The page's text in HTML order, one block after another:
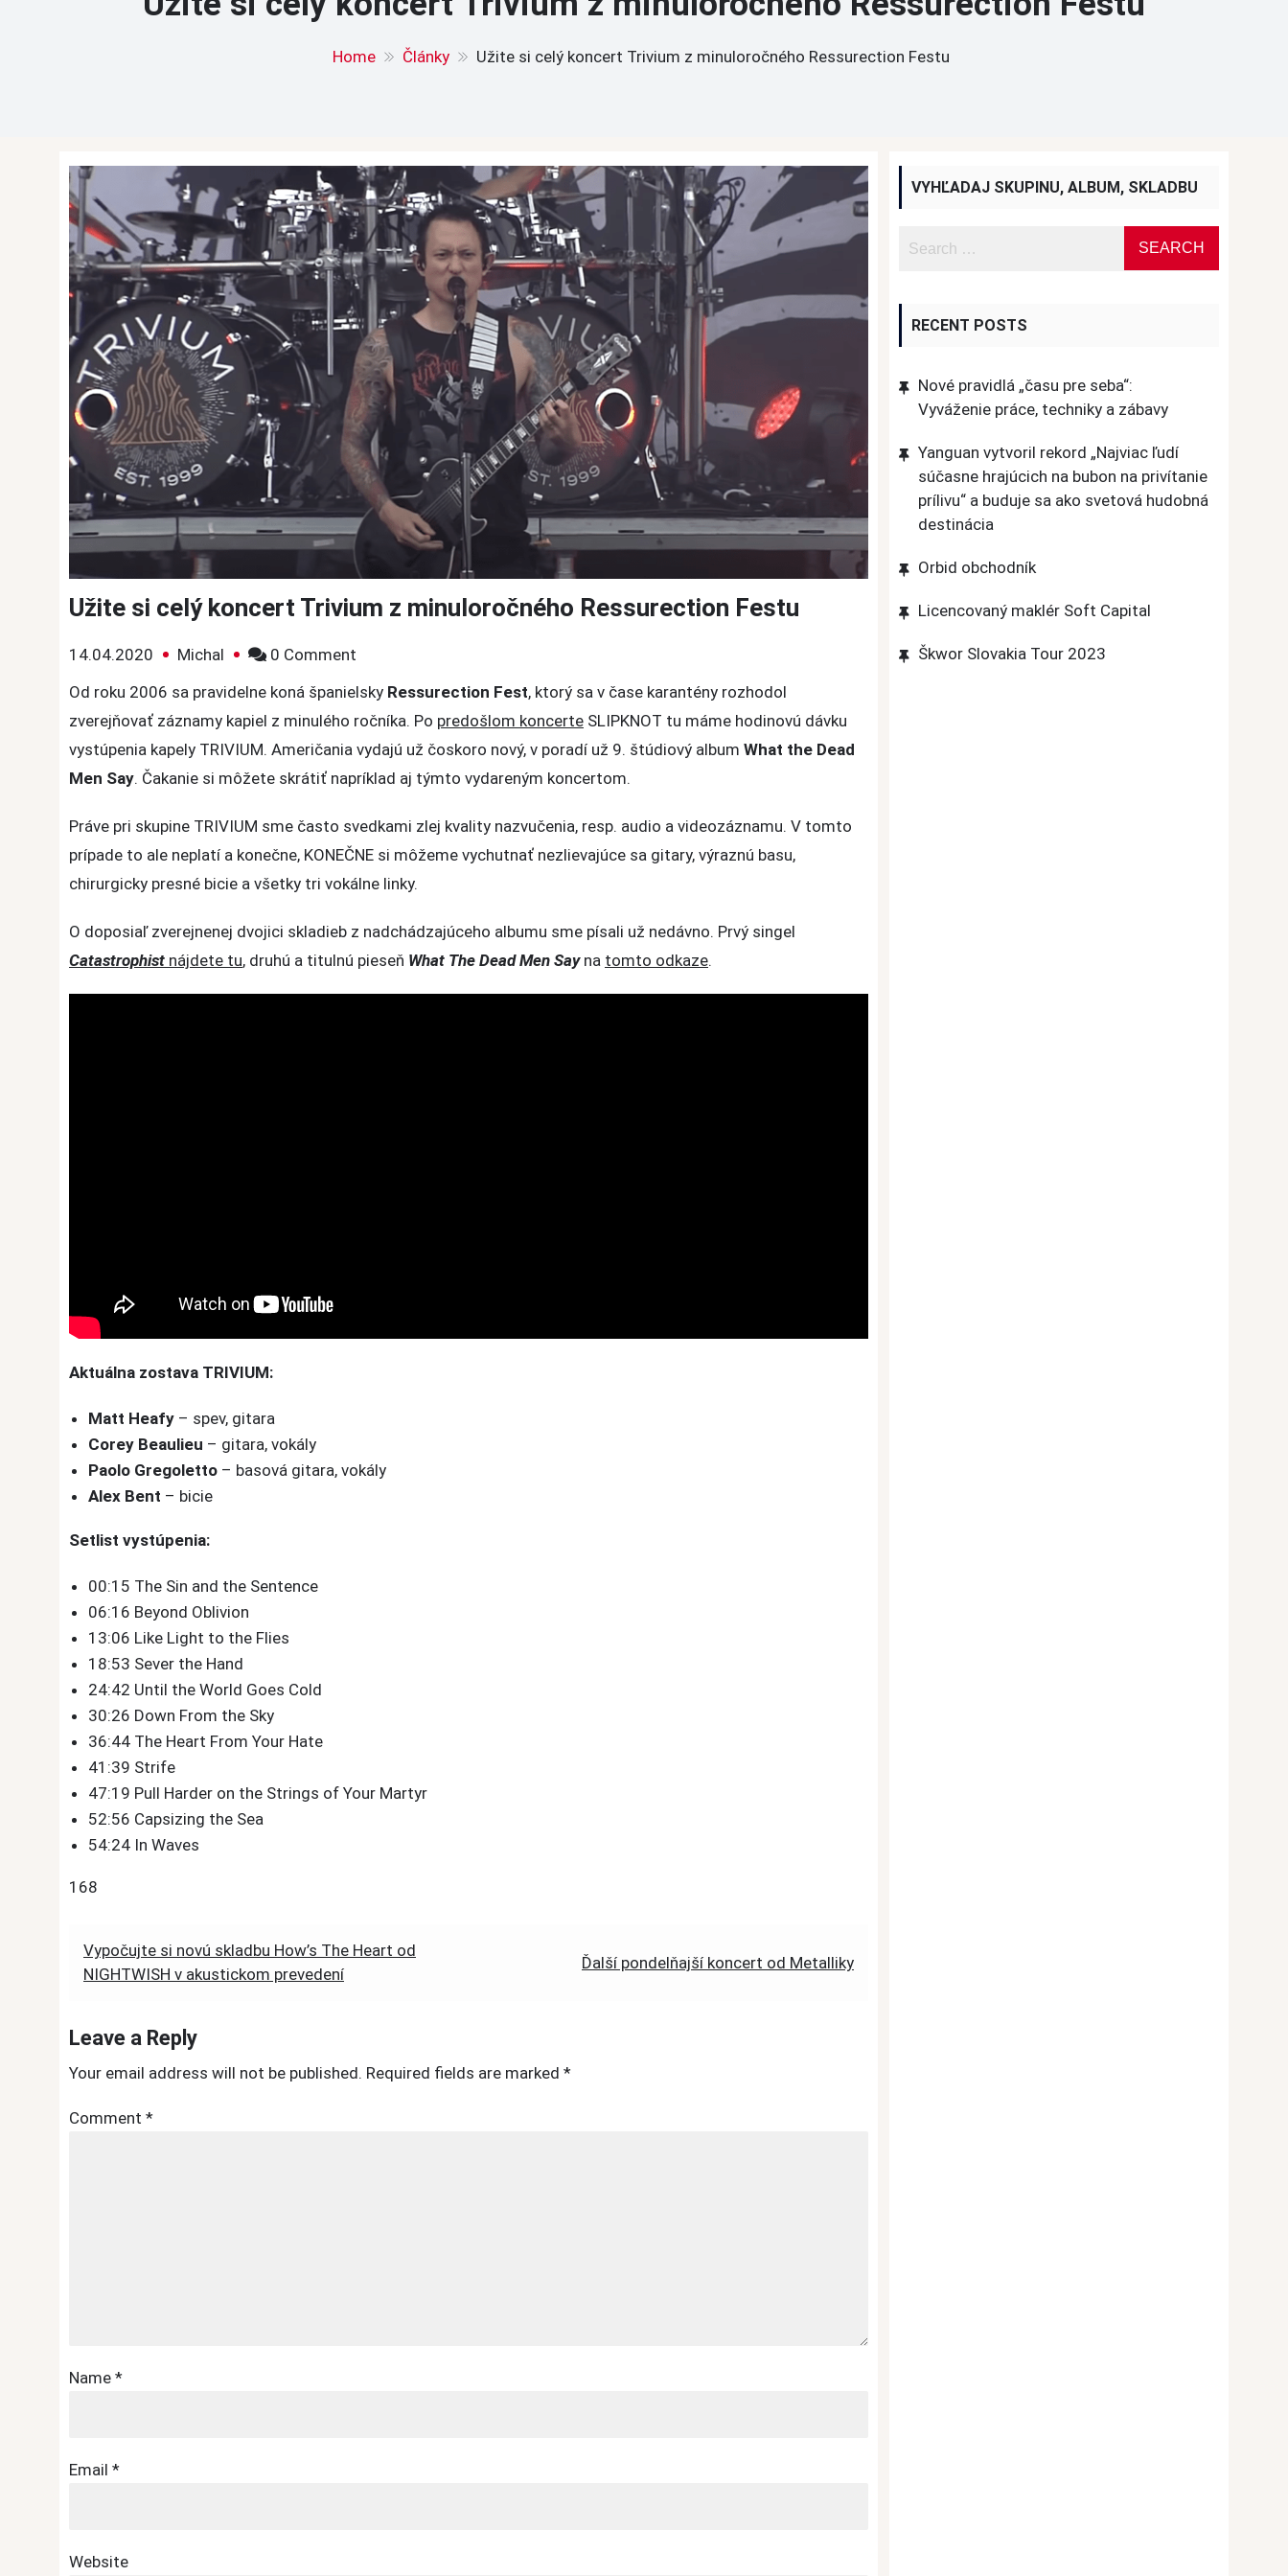
Home Články Užite si celý koncert Trivium z minuloročného Ressurection Festu
Užite si celý koncert Trivium z minuloročného Ressurection Festu
14.04.2020 Michal 0 Comment
celý
koncert
Trivium
minuloročného
Ressurection
Festu
Od roku 2006 sa pravidelne koná španielsky Ressurection Fest, ktorý sa v čase karantény rozhodol
zverejňovať záznamy kapiel z minulého ročníka. Po predošlom koncerte SLIPKNOT tu máme hodinovú dávku
vystúpenia kapely TRIVIUM. Američania vydajú už čoskoro nový, v poradí už 9. štúdiový album What the Dead
Men Say. Čakanie si môžete skrátiť napríklad aj týmto vydareným koncertom.
Práve pri skupine TRIVIUM sme často svedkami zlej kvality nazvučenia, resp. audio a videozáznamu. V tomto
prípade to ale neplatí a konečne, KONEČNE si môžeme vychutnať nezlievajúce sa gitary, výraznú basu,
chirurgicky presné bicie a všetky tri vokálne linky.
O doposiaľ zverejnenej dvojici skladieb z nadchádzajúceho albumu sme písali už nedávno. Prvý singel
Catastrophist nájdete tu, druhú a titulnú pieseň What The Dead Men Sayna tomto odkaze.
Aktuálna zostava TRIVIUM:
Matt Heafy – spev, gitara
Corey Beaulieu – gitara, vokály
Paolo Gregoletto – basová gitara, vokály
Alex Bent – bicie
Setlist vystúpenia:
00:15 The Sin and the Sentence
06:16 Beyond Oblivion
13:06 Like Light to the Flies
18:53 Sever the Hand
24:42 Until the World Goes Cold
30:26 Down From the Sky
36:44 The Heart From Your Hate
41:39 Strife
47:19 Pull Harder on the Strings of Your Martyr
52:56 Capsizing the Sea
54:24 In Waves
168
Post
navigation
Vypočujte si novú skladbu How’s The Heart od
NIGHTWISH v akustickom prevedení
Ďalší pondelňajší koncert od Metalliky
Leave a Reply
Your email address will not be published. Required fields are marked *
Comment *
Name *
Email *
Website
VYHĽADAJ SKUPINU, ALBUM, SKLADBU
RECENT POSTS
Nové pravidlá „času pre seba“:
Vyváženie práce, techniky a zábavy
Yanguan vytvoril rekord „Najviac ľudí
súčasne hrajúcich na bubon na privítanie
prílivu“ a buduje sa ako svetová hudobná
destinácia
Orbid obchodník
Licencovaný maklér Soft Capital
Škwor Slovakia Tour 2023